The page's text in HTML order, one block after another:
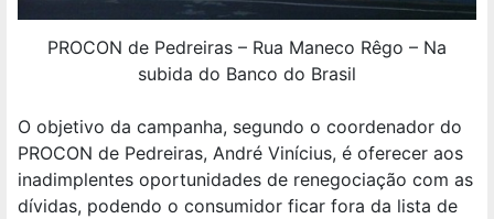
PROCON de Pedreiras – Rua Maneco Rêgo – Na
subida do Banco do Brasil
O objetivo da campanha, segundo o coordenador do
PROCON de Pedreiras, André Vinícius, é oferecer aos
inadimplentes oportunidades de renegociação com as
dívidas, podendo o consumidor ficar fora da lista de